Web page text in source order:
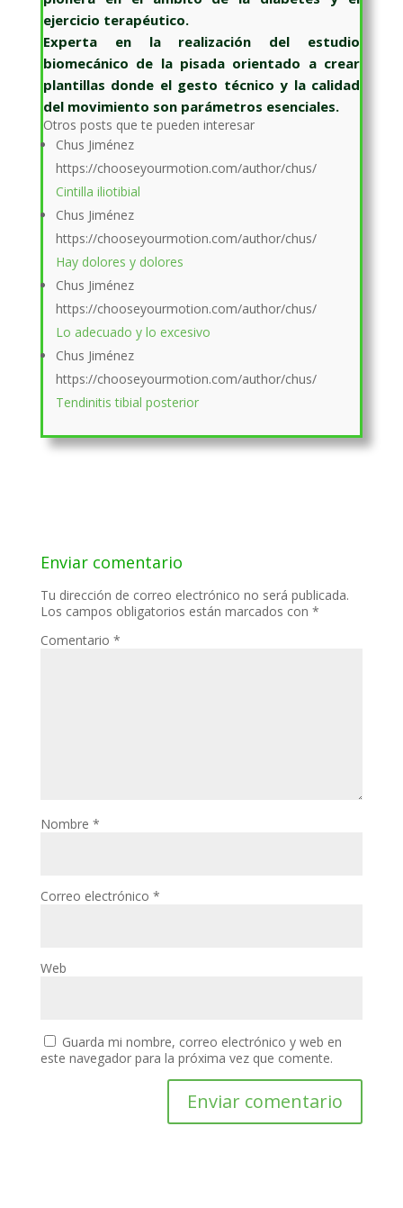
ejercicio terapéutico.
Experta en la realización del estudio
biomecánico de la pisada orientado a crear
plantillas donde el gesto técnico y la calidad
del movimiento son parámetros esenciales.
Otros posts que te pueden interesar
Chus Jiménez
https://chooseyourmotion.com/author/chus/
Cintilla iliotibial
Chus Jiménez
https://chooseyourmotion.com/author/chus/
Hay dolores y dolores
Chus Jiménez
https://chooseyourmotion.com/author/chus/
Lo adecuado y lo excesivo
Chus Jiménez
https://chooseyourmotion.com/author/chus/
Tendinitis tibial posterior
Enviar comentario
Tu dirección de correo electrónico no será publicada.
Los campos obligatorios están marcados con *
Comentario *
Nombre *
Correo electrónico *
Web
Guarda mi nombre, correo electrónico y web en
este navegador para la próxima vez que comente.